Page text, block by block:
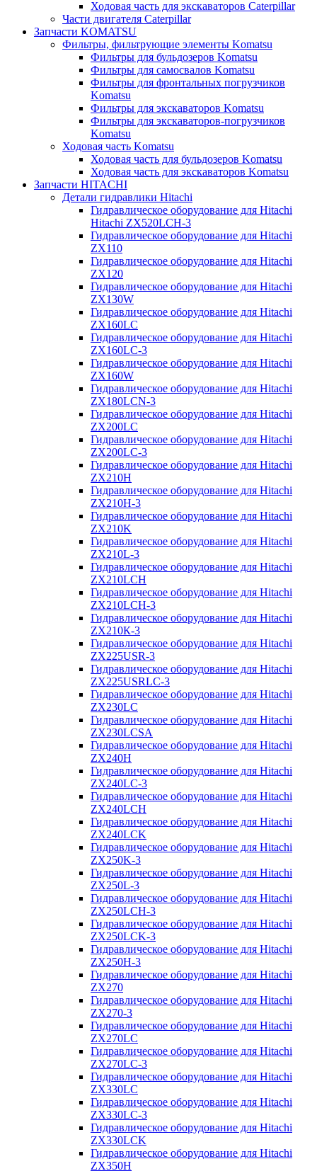
Ходовая часть для экскаваторов Caterpillar
Части двигателя Caterpillar
Запчасти KOMATSU
Фильтры, фильтрующие элементы Komatsu
Фильтры для бульдозеров Komatsu
Фильтры для самосвалов Komatsu
Фильтры для фронтальных погрузчиков
Komatsu
Фильтры для экскаваторов Komatsu
Фильтры для экскаваторов-погрузчиков
Komatsu
Ходовая часть Komatsu
Ходовая часть для бульдозеров Komatsu
Ходовая часть для экскаваторов Komatsu
Запчасти HITACHI
Детали гидравлики Hitachi
Гидравлическое оборудование для Hitachi
Hitachi ZX520LCH-3
Гидравлическое оборудование для Hitachi
ZX110
Гидравлическое оборудование для Hitachi
ZX120
Гидравлическое оборудование для Hitachi
ZX130W
Гидравлическое оборудование для Hitachi
ZX160LC
Гидравлическое оборудование для Hitachi
ZX160LC-3
Гидравлическое оборудование для Hitachi
ZX160W
Гидравлическое оборудование для Hitachi
ZX180LCN-3
Гидравлическое оборудование для Hitachi
ZX200LC
Гидравлическое оборудование для Hitachi
ZX200LC-3
Гидравлическое оборудование для Hitachi
ZX210H
Гидравлическое оборудование для Hitachi
ZX210H-3
Гидравлическое оборудование для Hitachi
ZX210K
Гидравлическое оборудование для Hitachi
ZX210L-3
Гидравлическое оборудование для Hitachi
ZX210LCH
Гидравлическое оборудование для Hitachi
ZX210LCH-3
Гидравлическое оборудование для Hitachi
ZX210К-3
Гидравлическое оборудование для Hitachi
ZX225USR-3
Гидравлическое оборудование для Hitachi
ZX225USRLC-3
Гидравлическое оборудование для Hitachi
ZX230LC
Гидравлическое оборудование для Hitachi
ZX230LCSA
Гидравлическое оборудование для Hitachi
ZX240H
Гидравлическое оборудование для Hitachi
ZX240LC-3
Гидравлическое оборудование для Hitachi
ZX240LCH
Гидравлическое оборудование для Hitachi
ZX240LCK
Гидравлическое оборудование для Hitachi
ZX250K-3
Гидравлическое оборудование для Hitachi
ZX250L-3
Гидравлическое оборудование для Hitachi
ZX250LCH-3
Гидравлическое оборудование для Hitachi
ZX250LCK-3
Гидравлическое оборудование для Hitachi
ZX250Н-3
Гидравлическое оборудование для Hitachi
ZX270
Гидравлическое оборудование для Hitachi
ZX270-3
Гидравлическое оборудование для Hitachi
ZX270LC
Гидравлическое оборудование для Hitachi
ZX270LC-3
Гидравлическое оборудование для Hitachi
ZX330LC
Гидравлическое оборудование для Hitachi
ZX330LC-3
Гидравлическое оборудование для Hitachi
ZX330LCK
Гидравлическое оборудование для Hitachi
ZX350H